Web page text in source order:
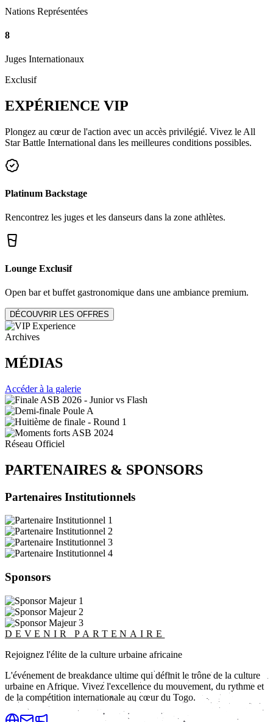
Nations Représentées
8
Juges Internationaux
Exclusif
EXPÉRIENCE VIP
Plongez au cœur de l'action avec un accès privilégié. Vivez le All
Star Battle International dans les meilleures conditions possibles.
Platinum Backstage
Rencontrez les juges et les danseurs dans la zone athlètes.
Lounge Exclusif
Open bar et buffet gastronomique dans une ambiance premium.
DÉCOUVRIR LES OFFRES
Archives
MÉDIAS
Accéder à la galerie
Réseau Officiel
PARTENAIRES & SPONSORS
Partenaires Institutionnels
Sponsors
DEVENIR PARTENAIRE
Rejoignez l'élite de la culture urbaine africaine
L'événement de breakdance ultime qui définit le trône de la culture
urbaine en Afrique. Vivez l'excellence du mouvement, du rythme et
de la compétition internationale au cœur du Togo.